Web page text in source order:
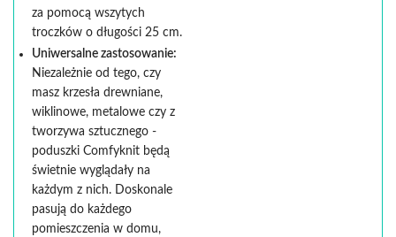
za pomocą wszytych
troczków o długości 25 cm.
Uniwersalne zastosowanie:
Niezależnie od tego, czy
masz krzesła drewniane,
wiklinowe, metalowe czy z
tworzywa sztucznego -
poduszki Comfyknit będą
świetnie wyglądały na
każdym z nich. Doskonale
pasują do każdego
pomieszczenia w domu,